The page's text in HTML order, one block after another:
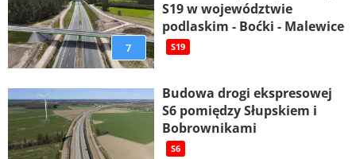
7
S19 w województwie
podlaskim - Boćki - Malewice
S19
Budowa drogi ekspresowej
S6 pomiędzy Słupskiem i
Bobrownikami
S6